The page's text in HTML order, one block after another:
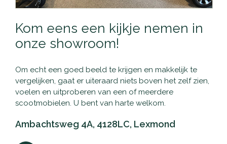
Kom eens een kijkje nemen in
onze showroom!
Om echt een goed beeld te krijgen en makkelijk te
vergelijken, gaat er uiteraard niets boven het zelf zien,
voelen en uitproberen van een of meerdere
scootmobielen. U bent van harte welkom.
Ambachtsweg 4A, 4128LC, Lexmond